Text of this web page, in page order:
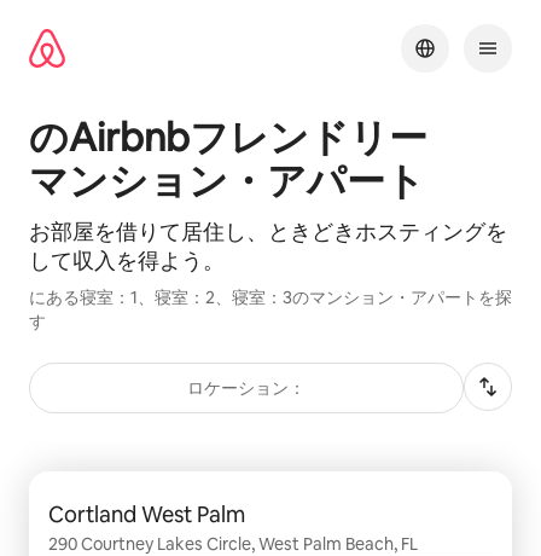
キッ
のAirbnbフ⁠レ⁠ン⁠ド⁠リ⁠ー
マ⁠ン⁠シ⁠ョ⁠ン⁠・ア⁠パ⁠ー⁠ト
お部屋を借⁠り⁠て居⁠住⁠し⁠、ときどきホスティングを
して収⁠入⁠を得⁠よ⁠う。
にある寝室：1、寝室：2、寝室：3のマンション・アパートを探
す
ロケーション：
Cortland West Palm
290 Courtney Lakes Circle, West Palm Beach, FL